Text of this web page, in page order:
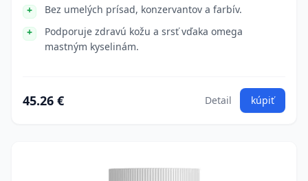
Bez umelých prísad, konzervantov a farbív.
Podporuje zdravú kožu a srsť vďaka omega
mastným kyselinám.
45.26 € Detail kúpiť